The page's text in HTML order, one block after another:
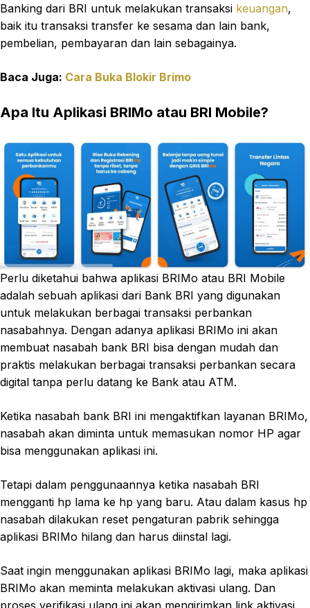
Banking dari BRI untuk melakukan transaksi keuangan,
baik itu transaksi transfer ke sesama dan lain bank,
pembelian, pembayaran dan lain sebagainya.
Baca Juga: Cara Buka Blokir Brimo
Apa Itu Aplikasi BRIMo atau BRI Mobile?
Perlu diketahui bahwa aplikasi BRIMo atau BRI Mobile
adalah sebuah aplikasi dari Bank BRI yang digunakan
untuk melakukan berbagai transaksi perbankan
nasabahnya. Dengan adanya aplikasi BRIMo ini akan
membuat nasabah bank BRI bisa dengan mudah dan
praktis melakukan berbagai transaksi perbankan secara
digital tanpa perlu datang ke Bank atau ATM.
Ketika nasabah bank BRI ini mengaktifkan layanan BRIMo,
nasabah akan diminta untuk memasukan nomor HP agar
bisa menggunakan aplikasi ini.
Tetapi dalam penggunaannya ketika nasabah BRI
mengganti hp lama ke hp yang baru. Atau dalam kasus hp
nasabah dilakukan reset pengaturan pabrik sehingga
aplikasi BRIMo hilang dan harus diinstal lagi.
Saat ingin menggunakan aplikasi BRIMo lagi, maka aplikasi
BRIMo akan meminta melakukan aktivasi ulang. Dan
proses verifikasi ulang ini akan mengirimkan link aktivasi